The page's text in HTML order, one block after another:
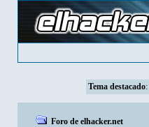
Tema destacado:
Foro de elhacker.net